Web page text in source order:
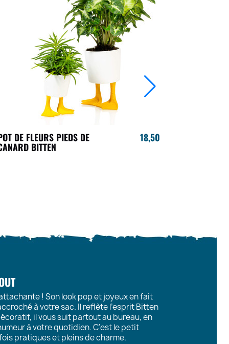
DE FLEURS PIEDS DE
BITTEN
18,50 €
! Son look pop et joyeux en fait
à votre sac. Il reflète l’esprit Bitten
il vous suit partout au bureau, en
à votre quotidien. C’est le petit
pratiques et pleins de charme.